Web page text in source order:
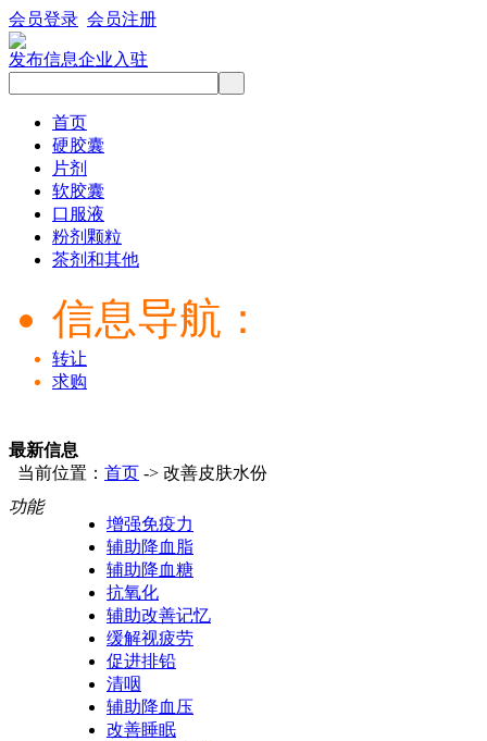
会员登录 会员注册
发布信息企业入驻
首页
硬胶囊
片剂
软胶囊
口服液
粉剂颗粒
茶剂和其他
信息导航：
转让
求购
最新信息
当前位置： 首页 -> 改善皮肤水份
功能
增强免疫力
辅助降血脂
辅助降血糖
抗氧化
辅助改善记忆
缓解视疲劳
促进排铅
清咽
辅助降血压
改善睡眠